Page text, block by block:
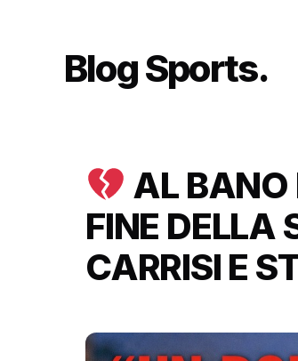
Blog Sports
AL BANO
FINE DELLA
CARRISI E